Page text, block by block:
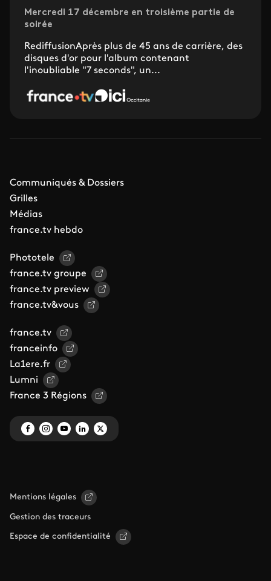
Mercredi 17 décembre en troisième partie de
soirée
RediffusionAprès plus de 45 ans de carrière, des
disques d'or pour l'album contenant
l'inoubliable "7 seconds", un...
Communiqués & Dossiers
Grilles
Médias
france.tv hebdo
Phototele
france.tv groupe
france.tv preview
france.tv&vous
france.tv
franceinfo
La1ere.fr
Lumni
France 3 Régions
Mentions légales
Gestion des traceurs
Espace de confidentialité